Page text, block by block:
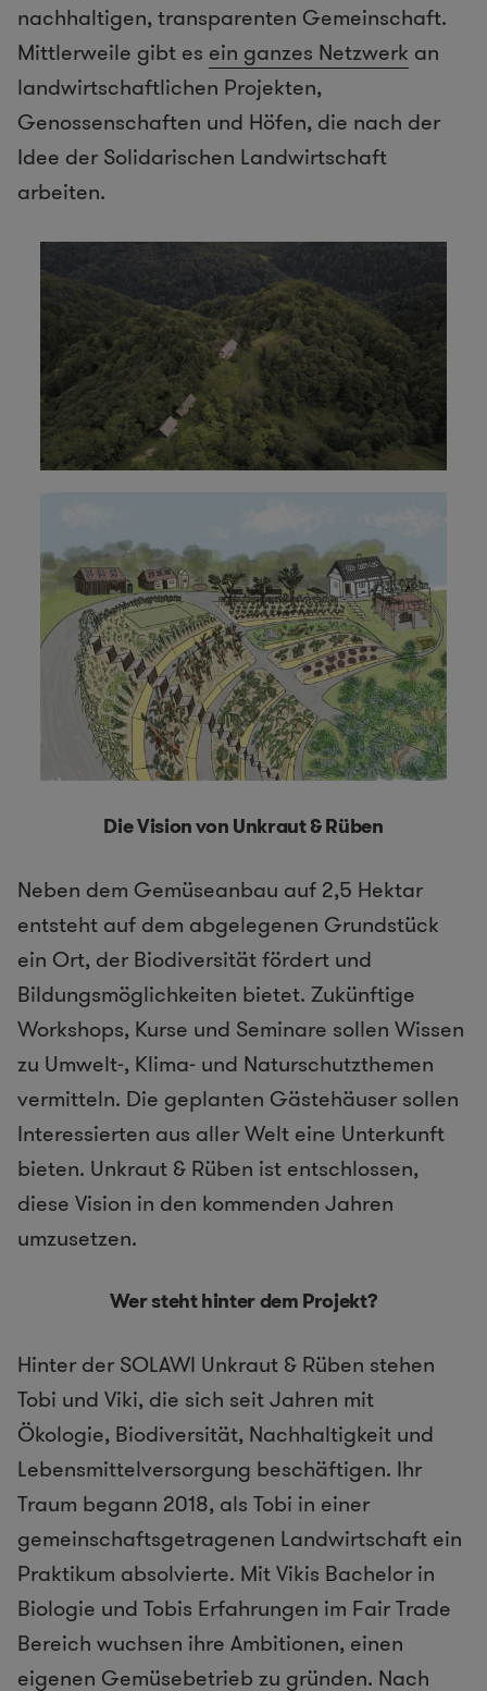
nachhaltigen, transparenten Gemeinschaft.
Mittlerweile gibt es ein ganzes Netzwerk an
landwirtschaftlichen Projekten,
Genossenschaften und Höfen, die nach der
Idee der Solidarischen Landwirtschaft
arbeiten.
Die Vision von Unkraut & Rüben
Neben dem Gemüseanbau auf 2,5 Hektar
entsteht auf dem abgelegenen Grundstück
ein Ort, der Biodiversität fördert und
Bildungsmöglichkeiten bietet. Zukünftige
Workshops, Kurse und Seminare sollen Wissen
zu Umwelt-, Klima- und Naturschutzthemen
vermitteln. Die geplanten Gästehäuser sollen
Interessierten aus aller Welt eine Unterkunft
bieten. Unkraut & Rüben ist entschlossen,
diese Vision in den kommenden Jahren
umzusetzen.
Wer steht hinter dem Projekt?
Hinter der SOLAWI Unkraut & Rüben stehen
Tobi und Viki, die sich seit Jahren mit
Ökologie, Biodiversität, Nachhaltigkeit und
Lebensmittelversorgung beschäftigen. Ihr
Traum begann 2018, als Tobi in einer
gemeinschaftsgetragenen Landwirtschaft ein
Praktikum absolvierte. Mit Vikis Bachelor in
Biologie und Tobis Erfahrungen im Fair Trade
Bereich wuchsen ihre Ambitionen, einen
eigenen Gemüsebetrieb zu gründen. Nach